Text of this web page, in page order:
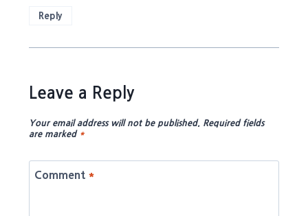
Reply
Leave a Reply
Your email address will not be published. Required fields
are marked *
Comment *